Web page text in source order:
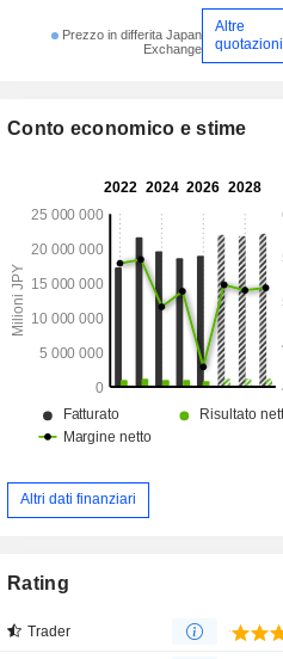
Prezzo in differita Japan
Exchange
Altre
quotazioni
Conto economico e stime
Altri dati finanziari
Rating
Trader